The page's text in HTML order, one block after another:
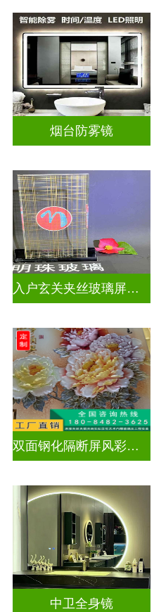
烟台防雾镜
入户玄关夹丝玻璃屏风好不好
双面钢化隔断屏风彩绘深雕浮雕玻璃
中卫全身镜